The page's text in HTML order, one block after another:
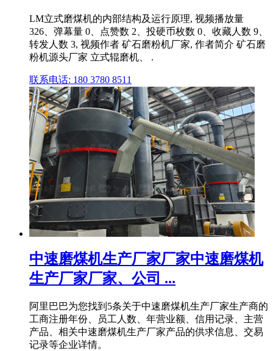
LM立式磨煤机的内部结构及运行原理, 视频播放量
326、弹幕量 0、点赞数 2、投硬币枚数 0、收藏人数 9、
转发人数 3, 视频作者 矿石磨粉机厂家, 作者简介 矿石磨
粉机源头厂家 立式辊磨机、 .
联系电话: 180 3780 8511
中速磨煤机生产厂家厂家中速磨煤机
生产厂家厂家、公司 ...
阿里巴巴为您找到5条关于中速磨煤机生产厂家生产商的
工商注册年份、员工人数、年营业额、信用记录、主营
产品、相关中速磨煤机生产厂家产品的供求信息、交易
记录等企业详情。